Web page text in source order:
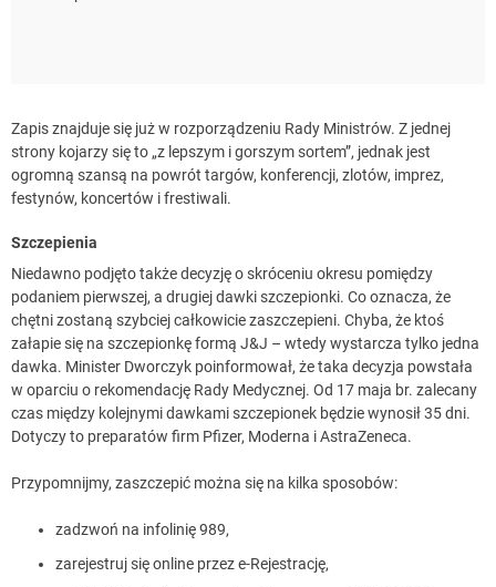
Zapis znajduje się już w rozporządzeniu Rady Ministrów. Z jednej
strony kojarzy się to „z lepszym i gorszym sortem”, jednak jest
ogromną szansą na powrót targów, konferencji, zlotów, imprez,
festynów, koncertów i frestiwali.
Szczepienia
Niedawno podjęto także decyzję o skróceniu okresu pomiędzy
podaniem pierwszej, a drugiej dawki szczepionki. Co oznacza, że
chętni zostaną szybciej całkowicie zaszczepieni. Chyba, że ktoś
załapie się na szczepionkę formą J&J – wtedy wystarcza tylko jedna
dawka. Minister Dworczyk poinformował, że taka decyzja powstała
w oparciu o rekomendację Rady Medycznej. Od 17 maja br. zalecany
czas między kolejnymi dawkami szczepionek będzie wynosił 35 dni.
Dotyczy to preparatów firm Pfizer, Moderna i AstraZeneca.
Przypomnijmy, zaszczepić można się na kilka sposobów:
zadzwoń na infolinię 989,
zarejestruj się online przez e-Rejestrację,